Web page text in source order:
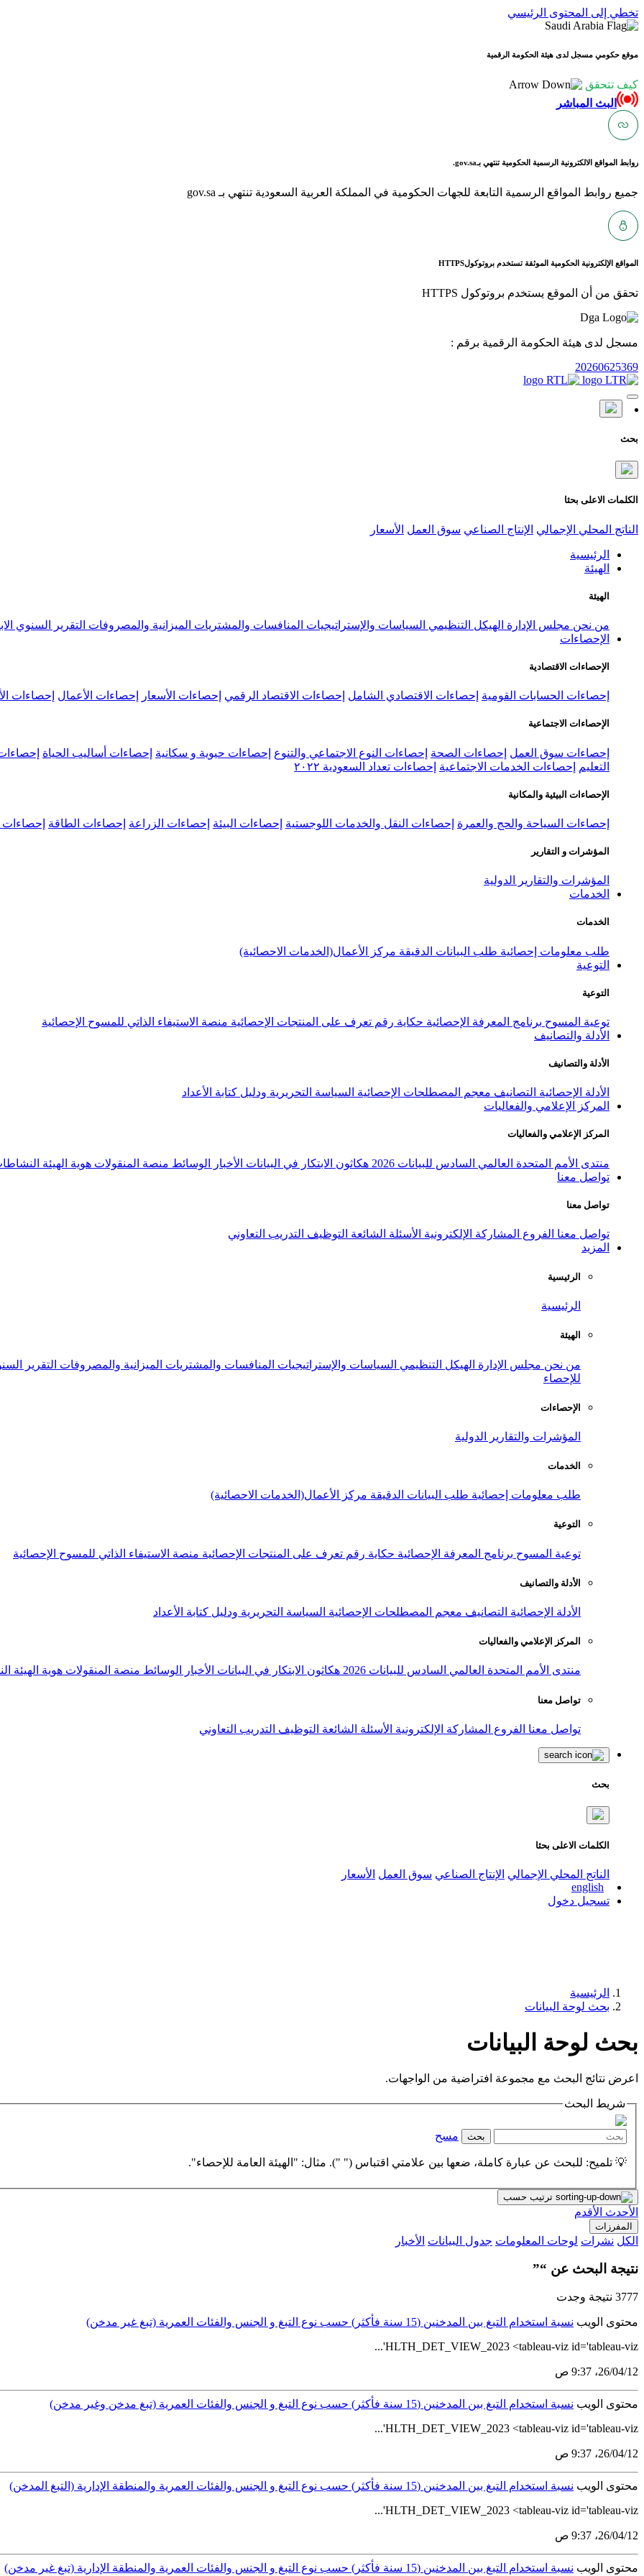
تخطي إلى المحتوى الرئيسي
موقع حكومي مسجل لدى هيئة الحكومة الرقمية
كيف تتحقق
البث المباشر
روابط المواقع الالكترونية الرسمية الحكومية تنتهي بـgov.sa.
جميع روابط المواقع الرسمية التابعة للجهات الحكومية في المملكة العربية السعودية تنتهي بـ gov.sa
المواقع الإلكترونية الحكومية الموثقة تستخدم بروتوكولHTTPS
تحقق من أن الموقع يستخدم بروتوكول HTTPS
مسجل لدى هيئة الحكومة الرقمية برقم :
20260625369
بحث
الكلمات الاعلى بحثا
الناتج المحلي الإجمالي الإنتاج الصناعي سوق العمل الأسعار
الرئيسية
الهيئة
الهيئة
من نحن مجلس الإدارة الهيكل التنظيمي السياسات والإستراتيجيات المنافسات والمشتريات الميزانية والمصروفات التقرير السنوي
الإحصاءات
الإحصاءات الاقتصادية
إحصاءات الحسابات القومية إحصاءات الاقتصادي الشامل إحصاءات الاقتصاد الرقمي إحصاءات الأسعار إحصاءات الأعمال إحصاءات
الإحصاءات الاجتماعية
إحصاءات سوق العمل إحصاءات الصحة إحصاءات النوع الاجتماعي والتنوع إحصاءات حيوية و سكانية إحصاءات أساليب الحياة
التعليم
إحصاءات الخدمات الاجتماعية إحصاءات تعداد السعودية ٢٠٢٢
الإحصاءات البيئية والمكانية
إحصاءات السياحة والحج والعمرة إحصاءات النقل والخدمات اللوجستية إحصاءات البيئة إحصاءات الزراعة إحصاءات الطاقة إحصاءات
المؤشرات و التقارير
المؤشرات والتقارير الدولية
الخدمات
الخدمات
طلب معلومات إحصائية طلب البيانات الدقيقة مركز الأعمال(الخدمات الاحصائية)
التوعية
التوعية
توعية المسوح برنامج المعرفة الإحصائية حكاية رقم تعرف على المنتجات الإحصائية منصة الاستيفاء الذاتي للمسوح الإحصائية
الأدلة والتصانيف
الأدلة والتصانيف
الأدلة الإحصائية التصانيف معجم المصطلحات الإحصائية السياسة التحريرية ودليل كتابة الأعداد
المركز الإعلامي والفعاليات
المركز الإعلامي والفعاليات
منتدى الأمم المتحدة العالمي السادس للبيانات 2026 هكاثون الابتكار في البيانات الأخبار الوسائط منصة المنقولات هوية الهيئة
تواصل معنا
تواصل معنا
تواصل معنا الفروع المشاركة الإلكترونية الأسئلة الشائعة التوظيف التدريب التعاوني
المزيد
الرئيسية
الرئيسية
الهيئة
من نحن مجلس الإدارة الهيكل التنظيمي السياسات والإستراتيجيات المنافسات والمشتريات الميزانية والمصروفات التقرير
للإحصاء
الإحصاءات
المؤشرات والتقارير الدولية
الخدمات
طلب معلومات إحصائية طلب البيانات الدقيقة مركز الأعمال(الخدمات الاحصائية)
التوعية
توعية المسوح برنامج المعرفة الإحصائية حكاية رقم تعرف على المنتجات الإحصائية منصة الاستيفاء الذاتي للمسوح الإحصائية
الأدلة والتصانيف
الأدلة الإحصائية التصانيف معجم المصطلحات الإحصائية السياسة التحريرية ودليل كتابة الأعداد
المركز الإعلامي والفعاليات
منتدى الأمم المتحدة العالمي السادس للبيانات 2026 هكاثون الابتكار في البيانات الأخبار الوسائط منصة المنقولات هوية الهيئة
تواصل معنا
تواصل معنا الفروع المشاركة الإلكترونية الأسئلة الشائعة التوظيف التدريب التعاوني
بحث
الكلمات الاعلى بحثا
الناتج المحلي الإجمالي الإنتاج الصناعي سوق العمل الأسعار
english
تسجيل دخول
الرئيسية
بحث لوحة البيانات
بحث لوحة البيانات
اعرض نتائج البحث مع مجموعة افتراضية من الواجهات.
شريط البحث
بحث مسح
💡 تلميح: للبحث عن عبارة كاملة، ضعها بين علامتي اقتباس (" "). مثال: "الهيئة العامة للإحصاء".
ترتيب حسب
الأحدث الأقدم
المفرزات
الكل نشرات لوحات المعلومات جدول البيانات الأخبار
نتيجة البحث عن “”
3777 نتيجة وجدت
محتوى الويب نسبة استخدام التبغ بين المدخنين (15 سنة فأكثر) حسب نوع التبغ و الجنس والفئات العمرية (تبغ غير مدخن)
HLTH_DET_VIEW_2023 <tableau-viz id='tableau-viz'...
12‏/04‏/26، 9:37 ص
محتوى الويب نسبة استخدام التبغ بين المدخنين (15 سنة فأكثر) حسب نوع التبغ و الجنس والفئات العمرية (تبغ مدخن وغير مدخن)
HLTH_DET_VIEW_2023 <tableau-viz id='tableau-viz'...
12‏/04‏/26، 9:37 ص
محتوى الويب نسبة استخدام التبغ بين المدخنين (15 سنة فأكثر) حسب نوع التبغ و الجنس والفئات العمرية والمنطقة الإدارية (التبغ المدخن)
HLTH_DET_VIEW_2023 <tableau-viz id='tableau-viz'...
12‏/04‏/26، 9:37 ص
محتوى الويب نسبة استخدام التبغ بين المدخنين (15 سنة فأكثر) حسب نوع التبغ و الجنس والفئات العمرية والمنطقة الإدارية (تبغ غير مدخن)